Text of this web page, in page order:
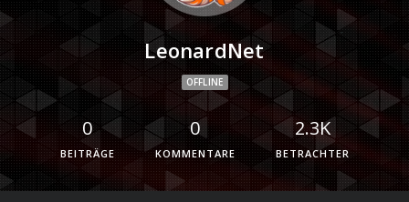
LeonardNet
OFFLINE
0
BEITRÄGE
0
KOMMENTARE
2.3K
BETRACHTER